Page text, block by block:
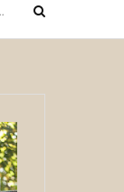
Search